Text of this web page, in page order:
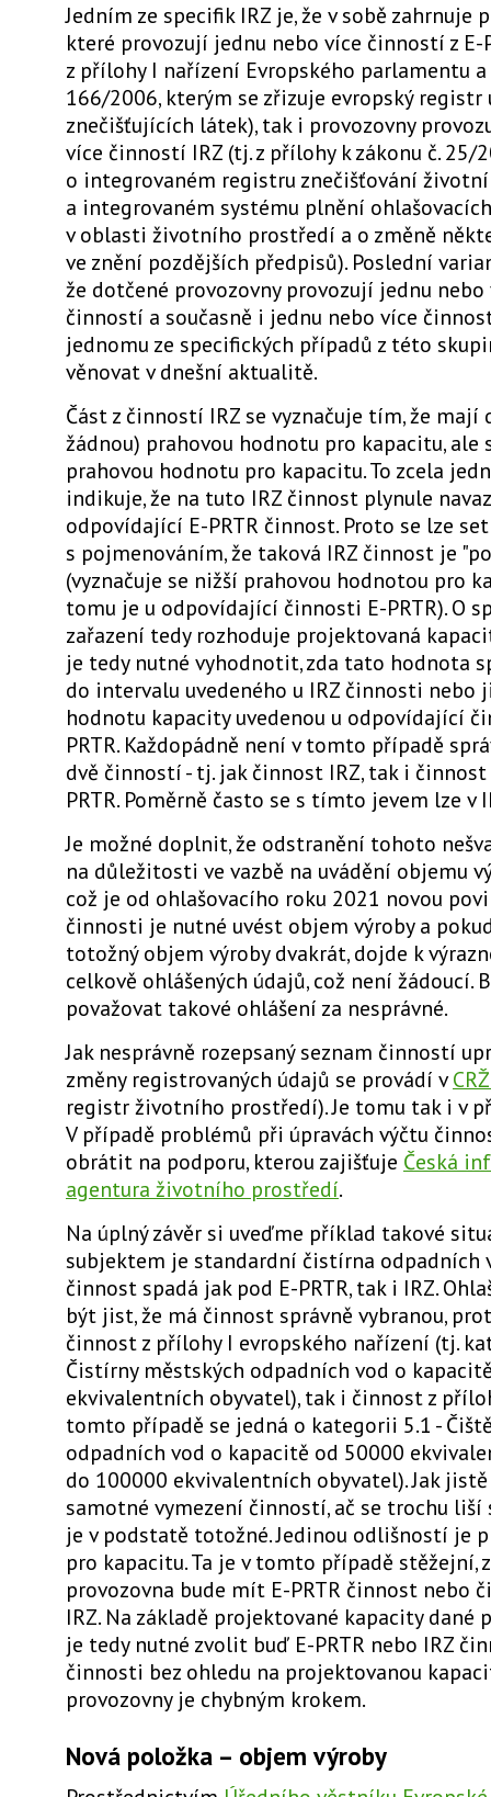
Jedním ze specifik IRZ je, že v sobě zahrnuje
které provozují jednu nebo více činností z E-
z přílohy I nařízení Evropského parlamentu a
166/2006, kterým se zřizuje evropský registr
znečišťujících látek), tak i provozovny
více činností IRZ (tj. z přílohy k zákonu č. 25/
o integrovaném registru znečišťování
a integrovaném systému plnění
v oblasti životního prostředí a o změně
ve znění pozdějších předpisů). Poslední
že dotčené provozovny provozují jednu nebo
činností a současně i jednu nebo více
jednomu ze specifických případů z této
věnovat v dnešní aktualitě.
Část z činností IRZ se vyznačuje tím, že mají
žádnou) prahovou hodnotu pro kapacitu, ale
prahovou hodnotu pro kapacitu. To zcela
indikuje, že na tuto IRZ činnost plynule
odpovídající E-PRTR činnost. Proto se lze
s pojmenováním, že taková IRZ činnost je
(vyznačuje se nižší prahovou hodnotou pro
tomu je u odpovídající činnosti E-PRTR). O
zařazení tedy rozhoduje projektovaná
je tedy nutné vyhodnotit, zda tato hodnota
do intervalu uvedeného u IRZ činnosti nebo
hodnotu kapacity uvedenou u odpovídající
PRTR. Každopádně není v tomto případě
dvě činností - tj. jak činnost IRZ, tak i činnost
PRTR. Poměrně často se s tímto jevem lze v
Je možné doplnit, že odstranění tohoto
na důležitosti ve vazbě na uvádění objemu
což je od ohlašovacího roku 2021 novou
činnosti je nutné uvést objem výroby a
totožný objem výroby dvakrát, dojde k
celkově ohlášených údajů, což není žádoucí.
považovat takové ohlášení za nesprávné.
Jak nesprávně rozepsaný seznam činností
změny registrovaných údajů se provádí v
registr životního prostředí). Je tomu tak i v
V případě problémů při úpravách výčtu
obrátit na podporu, kterou zajišťuje Česká
agentura životního prostředí.
Na úplný závěr si uveďme příklad takové
subjektem je standardní čistírna odpadních
činnost spadá jak pod E-PRTR, tak i IRZ.
být jist, že má činnost správně vybranou,
činnost z přílohy I evropského nařízení (tj.
Čistírny městských odpadních vod o
ekvivalentních obyvatel), tak i činnost z
tomto případě se jedná o kategorii 5.1 -
odpadních vod o kapacitě od 50000
do 100000 ekvivalentních obyvatel). Jak jistě
samotné vymezení činností, ač se trochu liší
je v podstatě totožné. Jedinou odlišností je
pro kapacitu. Ta je v tomto případě stěžejní,
provozovna bude mít E-PRTR činnost nebo
IRZ. Na základě projektované kapacity dané
je tedy nutné zvolit buď E-PRTR nebo IRZ
činnosti bez ohledu na projektovanou
provozovny je chybným krokem.
Nová položka – objem výroby